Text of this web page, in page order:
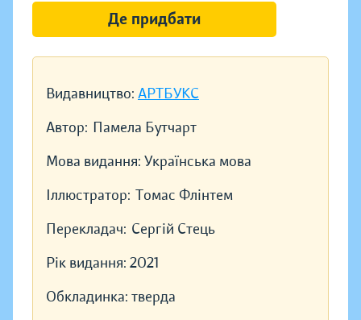
Видавництво: АРТБУКС
Автор: Памела Бутчарт
Мова видання: Українська мова
Іллюстратор: Томас Флінтем
Перекладач: Сергій Стець
Рік видання: 2021
Обкладинка: тверда
Де придбати